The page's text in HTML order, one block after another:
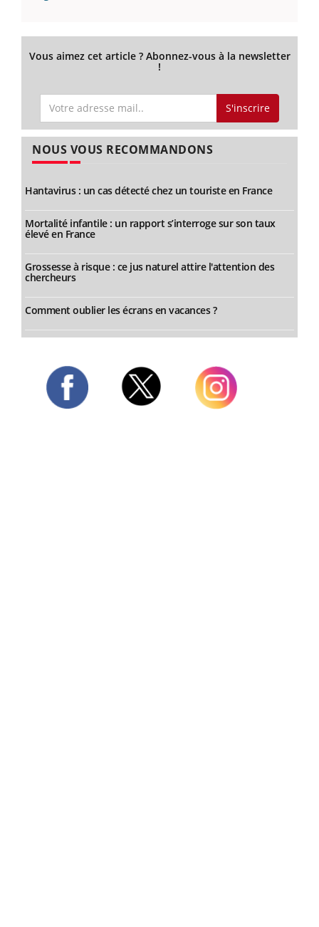
Vous aimez cet article ? Abonnez-vous à la newsletter
!
S'inscrire
NOUS VOUS RECOMMANDONS
Hantavirus : un cas détecté chez un touriste en France
Mortalité infantile : un rapport s’interroge sur son taux
élevé en France
Grossesse à risque : ce jus naturel attire l'attention des
chercheurs
Comment oublier les écrans en vacances ?